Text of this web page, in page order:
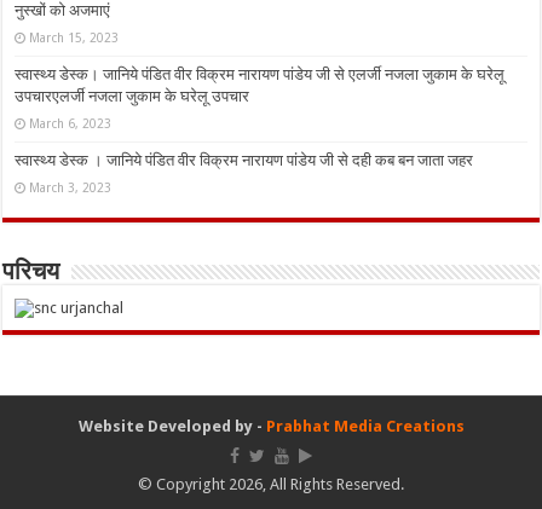
नुस्‍खों को अजमाएं
March 15, 2023
स्वास्थ्य डेस्क। जानिये पंडित वीर विक्रम नारायण पांडेय जी से एलर्जी नजला जुकाम के घरेलू
उपचारएलर्जी नजला जुकाम के घरेलू उपचार
March 6, 2023
स्वास्थ्य डेस्क । जानिये पंडित वीर विक्रम नारायण पांडेय जी से दही कब बन जाता जहर
March 3, 2023
परिचय
Website Developed by - Prabhat Media Creations
© Copyright 2026, All Rights Reserved.